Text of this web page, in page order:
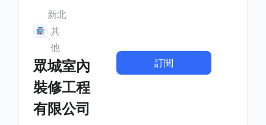
新北
其
他
眾城室內
裝修工程
有限公司
訂閱